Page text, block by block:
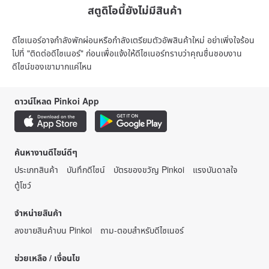
สตูดิโอนี้ยังไม่มีสินค้า
ดีไซเนอร์อาจกำลังพักผ่อนหรือกำลังเตรียมตัวอัพสินค้าใหม่ อย่าเพิ่งใจร้อน
ไปที่ "ติดต่อดีไซเนอร์" ก่อนเพื่อแจ้งให้ดีไซเนอร์ทราบว่าคุณชื่นชอบงาน
ดีไซน์ของเขามากแค่ไหน
ดาวน์โหลด Pinkoi App
ค้นหางานดีไซน์ดีๆ
ประเภทสินค้า
บันทึกดีไซน์ บัตรของขวัญ Pinkoi
แรงบันดาลใจ
ตู้โชว์
จำหน่ายสินค้า
ลงขายสินค้าบน Pinkoi
ถาม-ตอบสำหรับดีไซเนอร์
ช่วยเหลือ / เงื่อนไข